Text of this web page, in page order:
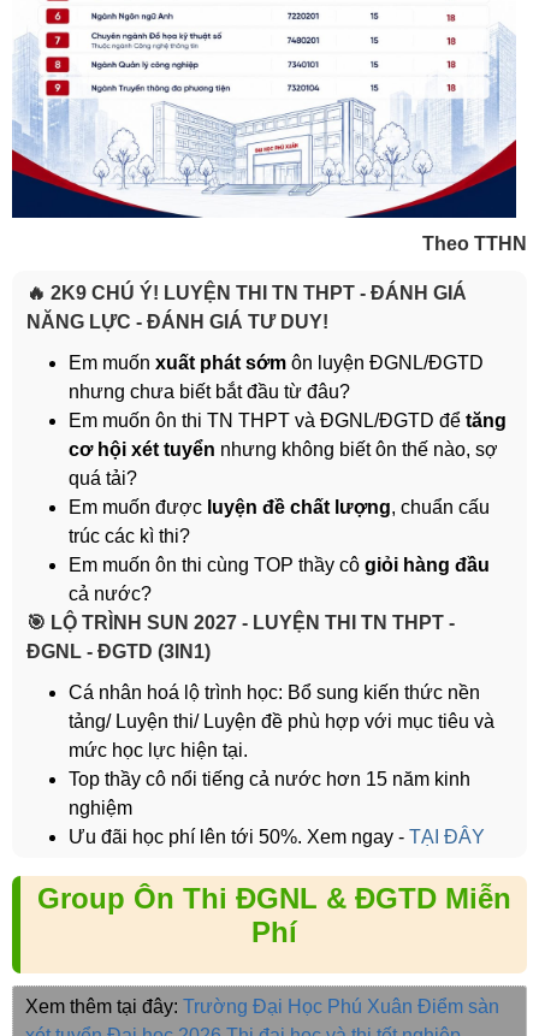
Theo TTHN
🔥 2K9 CHÚ Ý! LUYỆN THI TN THPT - ĐÁNH GIÁ
NĂNG LỰC - ĐÁNH GIÁ TƯ DUY!
Em muốn xuất phát sớm ôn luyện ĐGNL/ĐGTD
nhưng chưa biết bắt đầu từ đâu?
Em muốn ôn thi TN THPT và ĐGNL/ĐGTD để tăng
cơ hội xét tuyển nhưng không biết ôn thế nào, sợ
quá tải?
Em muốn được luyện đề chất lượng, chuẩn cấu
trúc các kì thi?
Em muốn ôn thi cùng TOP thầy cô giỏi hàng đầu
cả nước?
️🎯 LỘ TRÌNH SUN 2027 - LUYỆN THI TN THPT -
ĐGNL - ĐGTD (3IN1)
Cá nhân hoá lộ trình học: Bổ sung kiến thức nền
tảng/ Luyện thi/ Luyện đề phù hợp với mục tiêu và
mức học lực hiện tại.
Top thầy cô nổi tiếng cả nước hơn 15 năm kinh
nghiệm
Ưu đãi học phí lên tới 50%. Xem ngay - TẠI ĐÂY
Group Ôn Thi ĐGNL & ĐGTD Miễn
Phí
Xem thêm tại đây: Trường Đại Học Phú Xuân Điểm sàn